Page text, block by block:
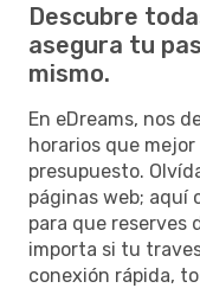
Descubre
asegura tu
mismo.
En eDreams, nos
horarios que
presupuesto.
páginas web; aquí
para que reserves
importa si tu
conexión rápida,